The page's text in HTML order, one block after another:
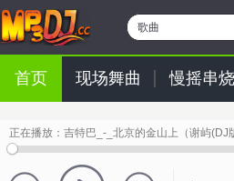
歌曲
首页 现场舞曲 慢摇串烧
正在播放： 吉特巴_-_北京的金山上（谢屿(DJ